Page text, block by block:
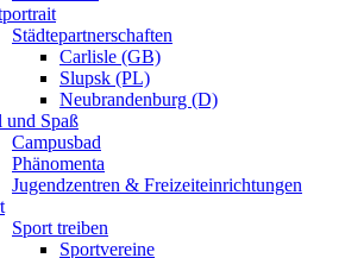
Städtepartnerschaften
Carlisle (GB)
Slupsk (PL)
Neubrandenburg (D)
und Spaß
Campusbad
Phänomenta
Jugendzentren & Freizeiteinrichtungen
Sport treiben
Sportvereine